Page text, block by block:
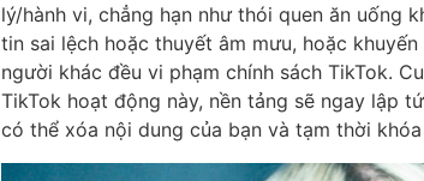
lý/hành vi, chẳng hạn như thói quen ăn uống
tin sai lệch hoặc thuyết âm mưu, hoặc
người khác đều vi phạm chính sách TikTok.
TikTok hoạt động này, nền tảng sẽ ngay lập
có thể xóa nội dung của bạn và tạm thời